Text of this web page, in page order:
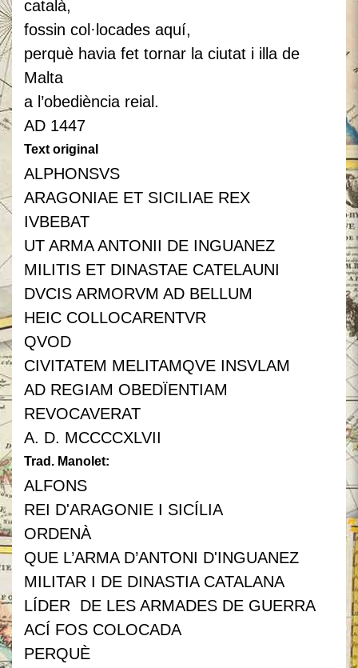
català,
fossin col·locades aquí,
perquè havia fet tornar la ciutat i illa de
Malta
a l’obediència reial.
AD 1447
Text original
ALPHONSVS
ARAGONIAE ET SICILIAE REX
IVBEBAT
UT ARMA ANTONII DE INGUANEZ
MILITIS ET DINASTAE CATELAUNI
DVCIS ARMORVM AD BELLUM
HEIC COLLOCARENTVR
QVOD
CIVITATEM MELITAMQVE INSVLAM
AD REGIAM OBEDÏENTIAM
REVOCAVERAT
A. D. MCCCCXLVII
Trad. Manolet:
ALFONS
REI D'ARAGONIE I SICÍLIA
ORDENÀ
QUE L’ARMA D’ANTONI D'INGUANEZ
MILITAR I DE DINASTIA CATALANA
LÍDER DE LES ARMADES DE GUERRA
ACÍ FOS COLOCADA
PERQUÈ